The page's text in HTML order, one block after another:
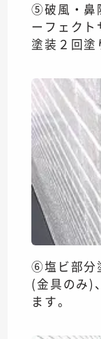
⑤破風・鼻
ーフェク
塗装２回塗
⑥塩ビ部分
(金具のみ)
ます。